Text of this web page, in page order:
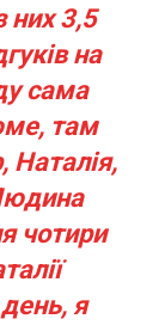
них 3,5
на
сама
там
Наталія,
чотири
я